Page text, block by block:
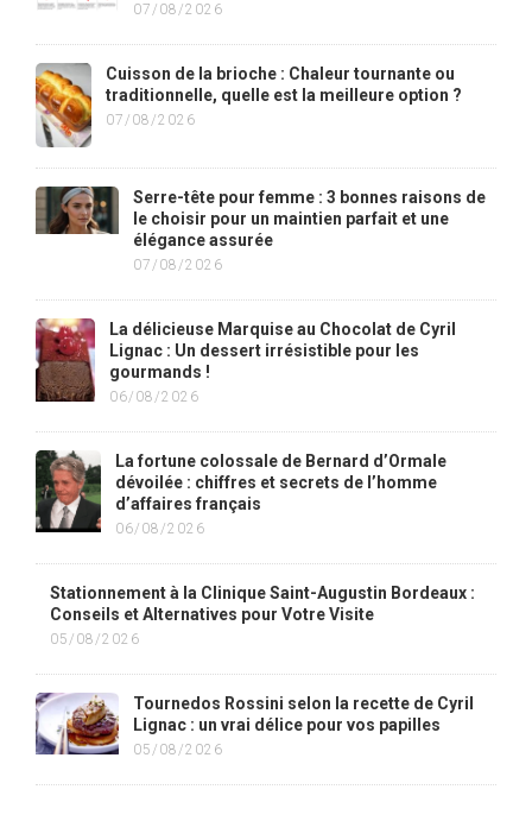
07/08/2026
Cuisson de la brioche : Chaleur tournante ou
traditionnelle, quelle est la meilleure option ?
07/08/2026
Serre-tête pour femme : 3 bonnes raisons de
le choisir pour un maintien parfait et une
élégance assurée
07/08/2026
La délicieuse Marquise au Chocolat de Cyril
Lignac : Un dessert irrésistible pour les
gourmands !
06/08/2026
La fortune colossale de Bernard d’Ormale
dévoilée : chiffres et secrets de l’homme
d’affaires français
06/08/2026
Stationnement à la Clinique Saint-Augustin Bordeaux :
Conseils et Alternatives pour Votre Visite
05/08/2026
Tournedos Rossini selon la recette de Cyril
Lignac : un vrai délice pour vos papilles
05/08/2026